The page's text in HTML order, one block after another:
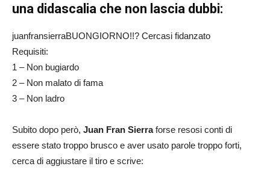
una didascalia che non lascia dubbi:
juanfransierraBUONGIORNO!!? Cercasi fidanzato
Requisiti:
1 – Non bugiardo
2 – Non malato di fama
3 – Non ladro
Subito dopo però, Juan Fran Sierraforse resosi conti di
essere stato troppo brusco e aver usato parole troppo forti,
cerca di aggiustare il tiro e scrive: